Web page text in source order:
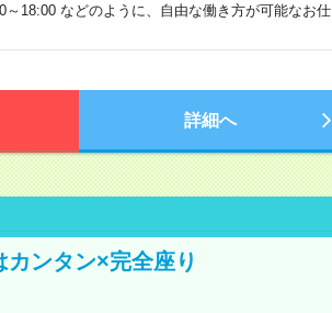
18:00 などのように、自由な働き方が可能なお仕
詳細へ
ンタン×完全座り